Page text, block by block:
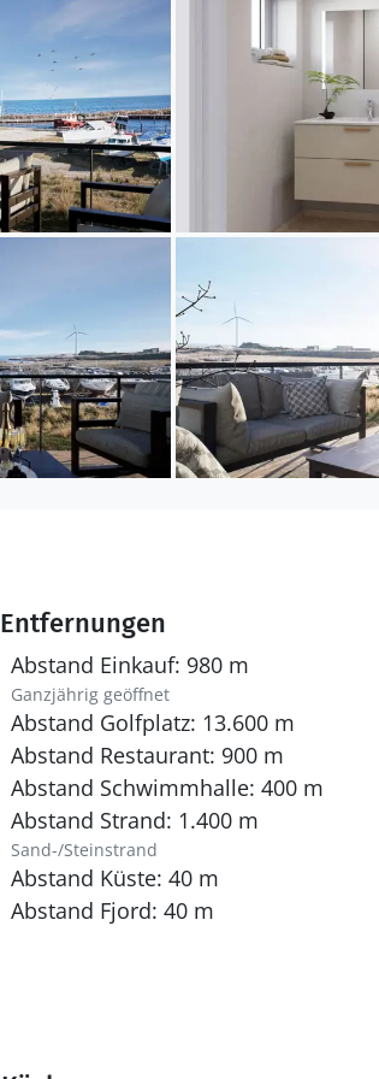
Entfernungen
Abstand Einkauf: 980 m
Ganzjährig geöffnet
Abstand Golfplatz: 13.600 m
Abstand Restaurant: 900 m
Abstand Schwimmhalle: 400 m
Abstand Strand: 1.400 m
Sand-/Steinstrand
Abstand Küste: 40 m
Abstand Fjord: 40 m